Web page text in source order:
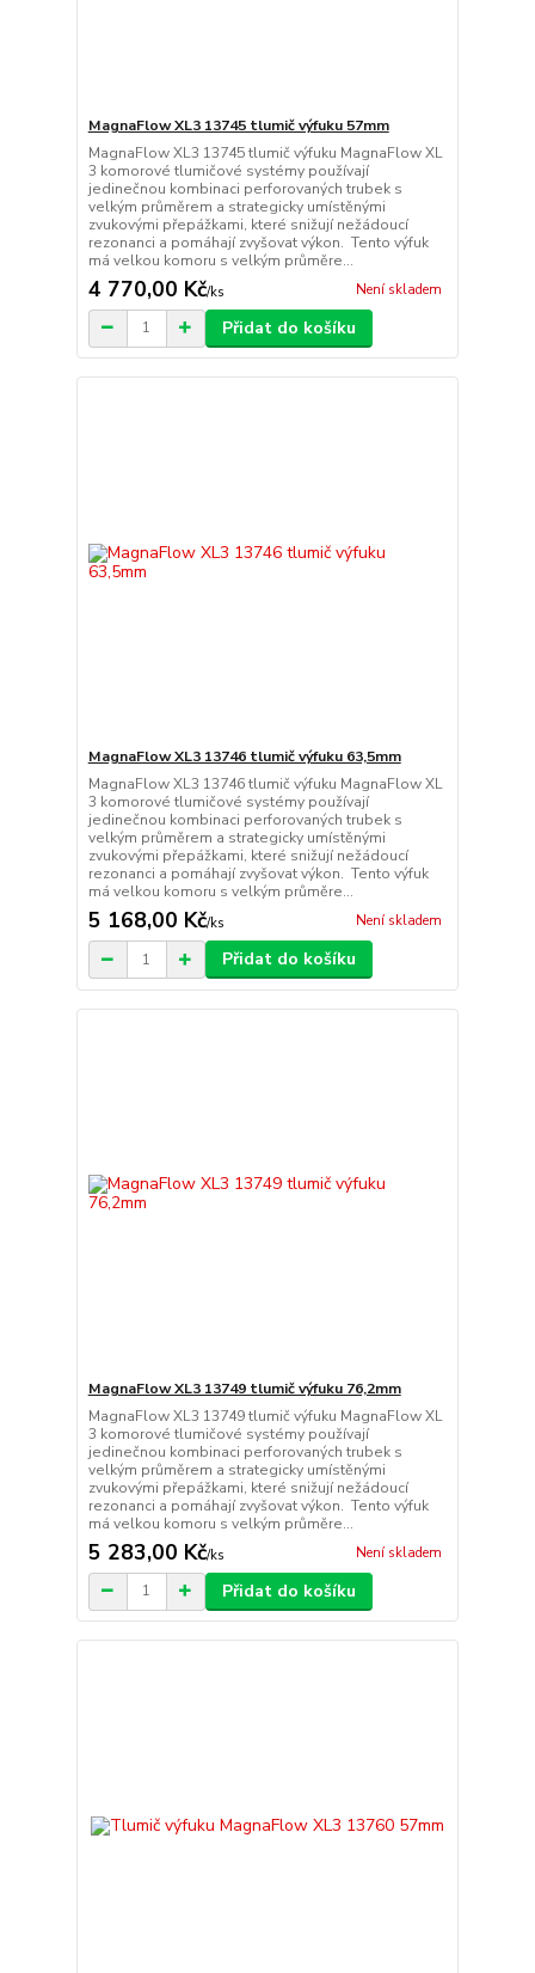
MagnaFlow XL3 13745 tlumič výfuku 57mm
MagnaFlow XL3 13745 tlumič výfuku MagnaFlow XL
3 komorové tlumičové systémy používají
jedinečnou kombinaci perforovaných trubek s
velkým průměrem a strategicky umístěnými
zvukovými přepážkami, které snižují nežádoucí
rezonanci a pomáhají zvyšovat výkon. Tento výfuk
má velkou komoru s velkým průměre...
4 770,00 Kč/ks Není skladem
Přidat do košíku
MagnaFlow XL3 13746 tlumič výfuku 63,5mm
MagnaFlow XL3 13746 tlumič výfuku MagnaFlow XL
3 komorové tlumičové systémy používají
jedinečnou kombinaci perforovaných trubek s
velkým průměrem a strategicky umístěnými
zvukovými přepážkami, které snižují nežádoucí
rezonanci a pomáhají zvyšovat výkon. Tento výfuk
má velkou komoru s velkým průměre...
5 168,00 Kč/ks Není skladem
Přidat do košíku
MagnaFlow XL3 13749 tlumič výfuku 76,2mm
MagnaFlow XL3 13749 tlumič výfuku MagnaFlow XL
3 komorové tlumičové systémy používají
jedinečnou kombinaci perforovaných trubek s
velkým průměrem a strategicky umístěnými
zvukovými přepážkami, které snižují nežádoucí
rezonanci a pomáhají zvyšovat výkon. Tento výfuk
má velkou komoru s velkým průměre...
5 283,00 Kč/ks Není skladem
Přidat do košíku